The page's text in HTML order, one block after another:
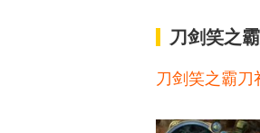
刀剑笑之
刀剑笑之霸刀